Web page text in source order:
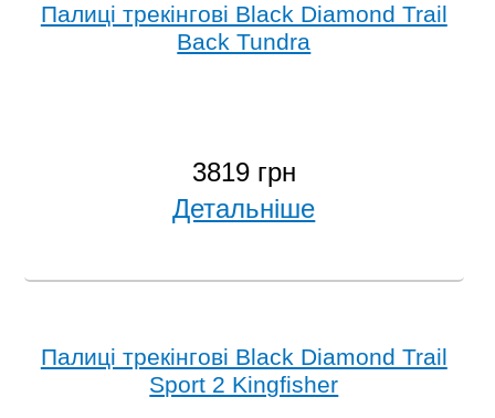
Палиці трекінгові Black Diamond Trail
Back Tundra
3819 грн
Детальніше
Палиці трекінгові Black Diamond Trail
Sport 2 Kingfisher